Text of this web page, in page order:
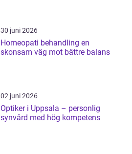
30 juni 2026
Homeopati behandling en
skonsam väg mot bättre balans
02 juni 2026
Optiker i Uppsala – personlig
synvård med hög kompetens